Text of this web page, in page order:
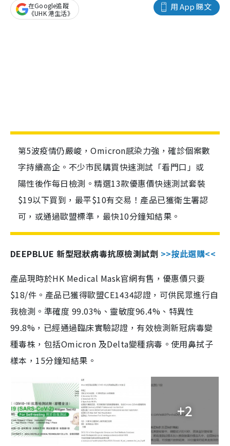
用 App 睇文
在Google追蹤
《UHK 港生活》
第5波疫情仍嚴峻，Omicron感染力強，確診個案數
字持續高企。不少市民購買快速測試「看門口」或
陽性後作每日檢測。精選13款優惠價快速測試套裝
$19以下買到，最平$10有交易！產品已獲衛生署認
可，或通過歐盟標準，最快10分鐘知結果。
DEEPBLUE 新型冠狀病毒抗原檢測試劑 >>按此選購<<
產品現時於HK Medical Mask官網有售，優惠價只要
$18/件。產品已獲得歐盟CE1434認證，可供民眾進行自
我檢測。準確度 99.03%、靈敏度96.4%、特異性
99.8%，已經通過臨床實驗認證，有效檢測新冠病毒變
種毒株，包括Omicron 及Delta變種病毒。使用鼻拭子
樣本，15分鐘知結果。
+2